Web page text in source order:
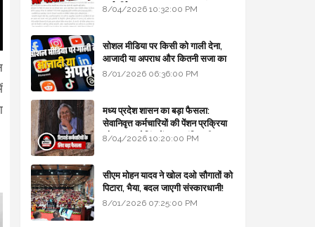
मार्गदर्शिका
8/04/2026 10:32:00 PM
सोशल मीडिया पर किसी को गाली देना,
आजादी या अपराध और कितनी सजा का
प्रावधान - free legal advice
8/01/2026 06:36:00 PM
मध्य प्रदेश शासन का बड़ा फैसला:
सेवानिवृत्त कर्मचारियों की पेंशन प्रक्रिया
और बजट कोडिंग में हुए क्रांतिकारी
8/04/2026 10:20:00 PM
सीएम मोहन यादव ने खोल दओ सौगातों को
पिटारा, भैया, बदल जाएगी संस्कारधानी!
8/01/2026 07:25:00 PM